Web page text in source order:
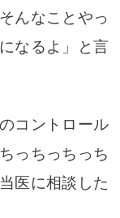
んなことやっ
なるよ」と言
コントロール
っちっちっち
医に相談した